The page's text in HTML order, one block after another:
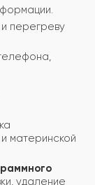
перегреву
материнской
удаление